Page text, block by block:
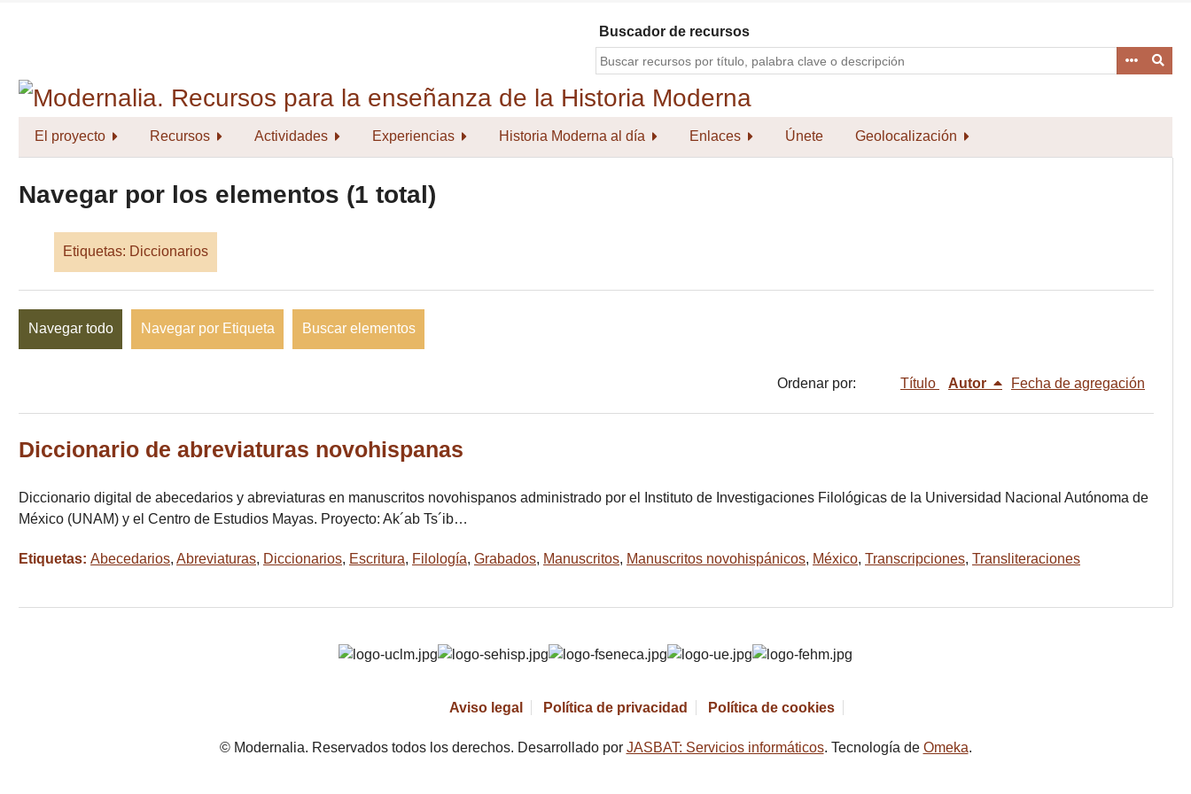
Buscador de recursos
El proyecto Recursos Actividades Experiencias Historia Moderna al día Enlaces Únete Geolocalización
Navegar por los elementos (1 total)
Etiquetas: Diccionarios
Navegar todo Navegar por Etiqueta Buscar elementos
Ordenar por: Título Autor Fecha de agregación
Diccionario de abreviaturas novohispanas
Diccionario digital de abecedarios y abreviaturas en manuscritos novohispanos administrado por el Instituto de Investigaciones Filológicas de la Universidad Nacional Autónoma de
México (UNAM) y el Centro de Estudios Mayas. Proyecto: Ak´ab Ts´ib…
Etiquetas: Abecedarios, Abreviaturas, Diccionarios, Escritura, Filología, Grabados, Manuscritos, Manuscritos novohispánicos, México, Transcripciones, Transliteraciones
Aviso legal Política de privacidad Política de cookies
© Modernalia. Reservados todos los derechos. Desarrollado por JASBAT: Servicios informáticos. Tecnología de Omeka.